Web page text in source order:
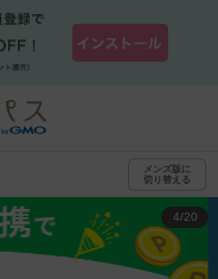
・クリニック予約
メンズ版に
切り替える
4/20